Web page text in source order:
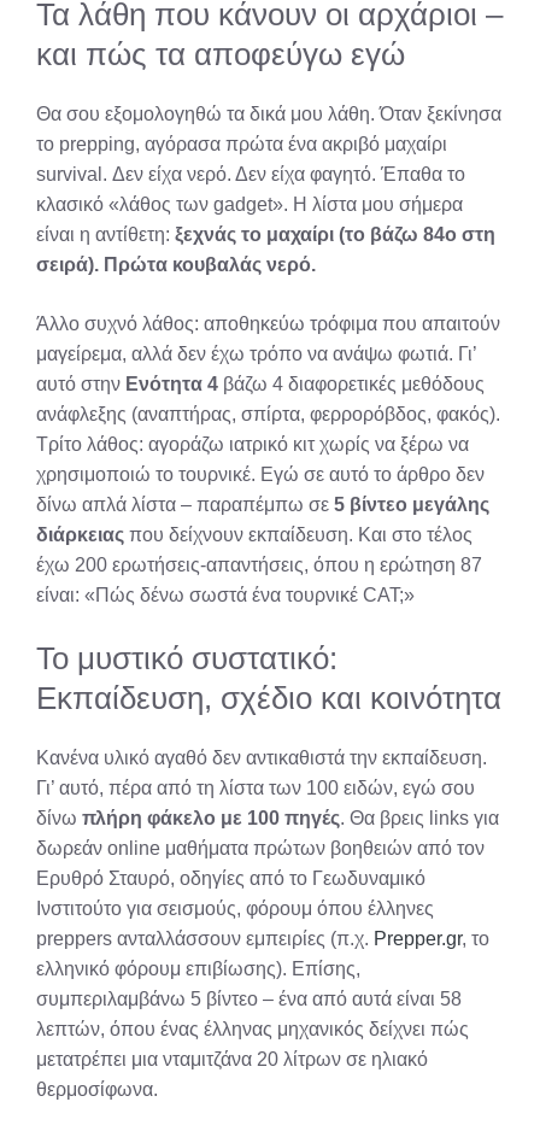
Τα λάθη που κάνουν οι αρχάριοι –
και πώς τα αποφεύγω εγώ
Θα σου εξομολογηθώ τα δικά μου λάθη. Όταν ξεκίνησα
το prepping, αγόρασα πρώτα ένα ακριβό μαχαίρι
survival. Δεν είχα νερό. Δεν είχα φαγητό. Έπαθα το
κλασικό «λάθος των gadget». Η λίστα μου σήμερα
είναι η αντίθετη: ξεχνάς το μαχαίρι (το βάζω 84ο στη
σειρά). Πρώτα κουβαλάς νερό.
Άλλο συχνό λάθος: αποθηκεύω τρόφιμα που απαιτούν
μαγείρεμα, αλλά δεν έχω τρόπο να ανάψω φωτιά. Γι’
αυτό στην Ενότητα 4 βάζω 4 διαφορετικές μεθόδους
ανάφλεξης (αναπτήρας, σπίρτα, φερρορόβδος, φακός).
Τρίτο λάθος: αγοράζω ιατρικό κιτ χωρίς να ξέρω να
χρησιμοποιώ το τουρνικέ. Εγώ σε αυτό το άρθρο δεν
δίνω απλά λίστα – παραπέμπω σε 5 βίντεο μεγάλης
διάρκειας που δείχνουν εκπαίδευση. Και στο τέλος
έχω 200 ερωτήσεις-απαντήσεις, όπου η ερώτηση 87
είναι: «Πώς δένω σωστά ένα τουρνικέ CAT;»
Το μυστικό συστατικό:
Εκπαίδευση, σχέδιο και κοινότητα
Κανένα υλικό αγαθό δεν αντικαθιστά την εκπαίδευση.
Γι’ αυτό, πέρα από τη λίστα των 100 ειδών, εγώ σου
δίνω πλήρη φάκελο με 100 πηγές. Θα βρεις links για
δωρεάν online μαθήματα πρώτων βοηθειών από τον
Ερυθρό Σταυρό, οδηγίες από το Γεωδυναμικό
Ινστιτούτο για σεισμούς, φόρουμ όπου έλληνες
preppers ανταλλάσσουν εμπειρίες (π.χ. Prepper.gr, το
ελληνικό φόρουμ επιβίωσης). Επίσης,
συμπεριλαμβάνω 5 βίντεο – ένα από αυτά είναι 58
λεπτών, όπου ένας έλληνας μηχανικός δείχνει πώς
μετατρέπει μια νταμιτζάνα 20 λίτρων σε ηλιακό
θερμοσίφωνα.